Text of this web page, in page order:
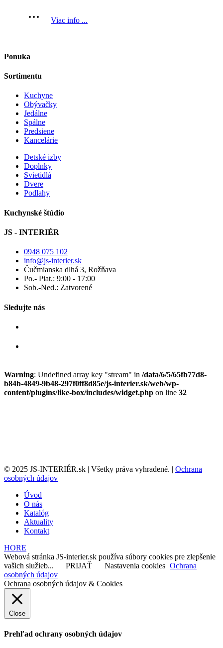
Viac info ...
Ponuka
Sortimentu
Kuchyne
Obývačky
Jedálne
Spálne
Predsiene
Kancelárie
Detské izby
Doplnky
Svietidlá
Dvere
Podlahy
Kuchynské štúdio
JS - INTERIÉR
0948 075 102
info@js-interier.sk
Čučmianska dlhá 3, Rožňava
Po.- Piat.: 9:00 - 17:00
Sob.-Ned.: Zatvorené
Sledujte nás
Warning: Undefined array key "stream" in /data/6/5/65fb77d8-
b84b-4849-9b48-297f0ff8d85e/js-interier.sk/web/wp-
content/plugins/like-box/includes/widget.php on line 32
© 2025 JS-INTERIÉR.sk | Všetky práva vyhradené. | Ochrana
osobných údajov
Úvod
O nás
Katalóg
Aktuality
Kontakt
HORE
Webová stránka JS-interier.sk používa súbory cookies pre zlepšenie
vašich služieb...
PRIJAŤ Nastavenia cookies Ochrana
osobných údajov
Ochrana osobných údajov & Cookies
Close
Prehľad ochrany osobných údajov